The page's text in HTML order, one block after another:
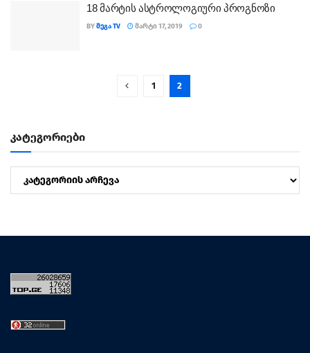
18 მარტის ასტროლოგიური პროგნოზი
BYᲛᲔᲒᲐ TV ᲛᲐᲠᲢᲘ 17, 2019 0
1 2
კატეგორიები
კატეგორიები